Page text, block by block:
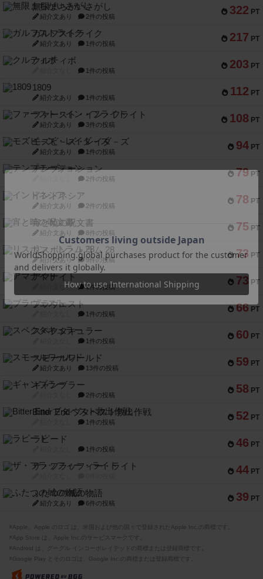
322 PT
無限まちがいさがし
紹介文あり 2件の投稿
217 PT
ガルフストライク
紹介文あり 1件の投稿
203 PT
クルティボ
1件の投稿
112 PT
1809
紹介文あり 1件の投稿
108 PT
ファースト・イン・フライト
紹介文あり 3件の投稿
94 PT
モズビ－ズ・レイダ－ズ
紹介文あり 1件の投稿
79 PT
テンプテーション
2件の投稿
78 PT
インドネシア
紹介文あり 2件の投稿
75 PT
宵と暁の呪文書
紹介文あり 8件の投稿
73 PT
リスボン・トラム 28
紹介文あり 9件の投稿
73 PT
アマナイト
紹介文なし 1件の投稿
66 PT
ブラヴェスト
1件の投稿
60 PT
スペクタキュラー
1件の投稿
59 PT
スモールワールド
紹介文あり 13件の投稿
58 PT
ギャンブラー
2件の投稿
52 PT
Bitter End ブタペスト救出作戦
1件の投稿
46 PT
ラピード
1件の投稿
44 PT
ザ・フラッフィー・ライト
39 PT
ふたつの城の物語
紹介文あり 6件の投稿
※Apple、Apple のロゴ は、米国および他の国々で登録されたApple Inc.の商標です。
※App Store は、Apple Inc.のサービスマークです。
※Android は、グーグル インコーポレイテッドの商標または登録商標です。
※Google Play とそのロゴは、Google Inc.の商標または登録商標です。